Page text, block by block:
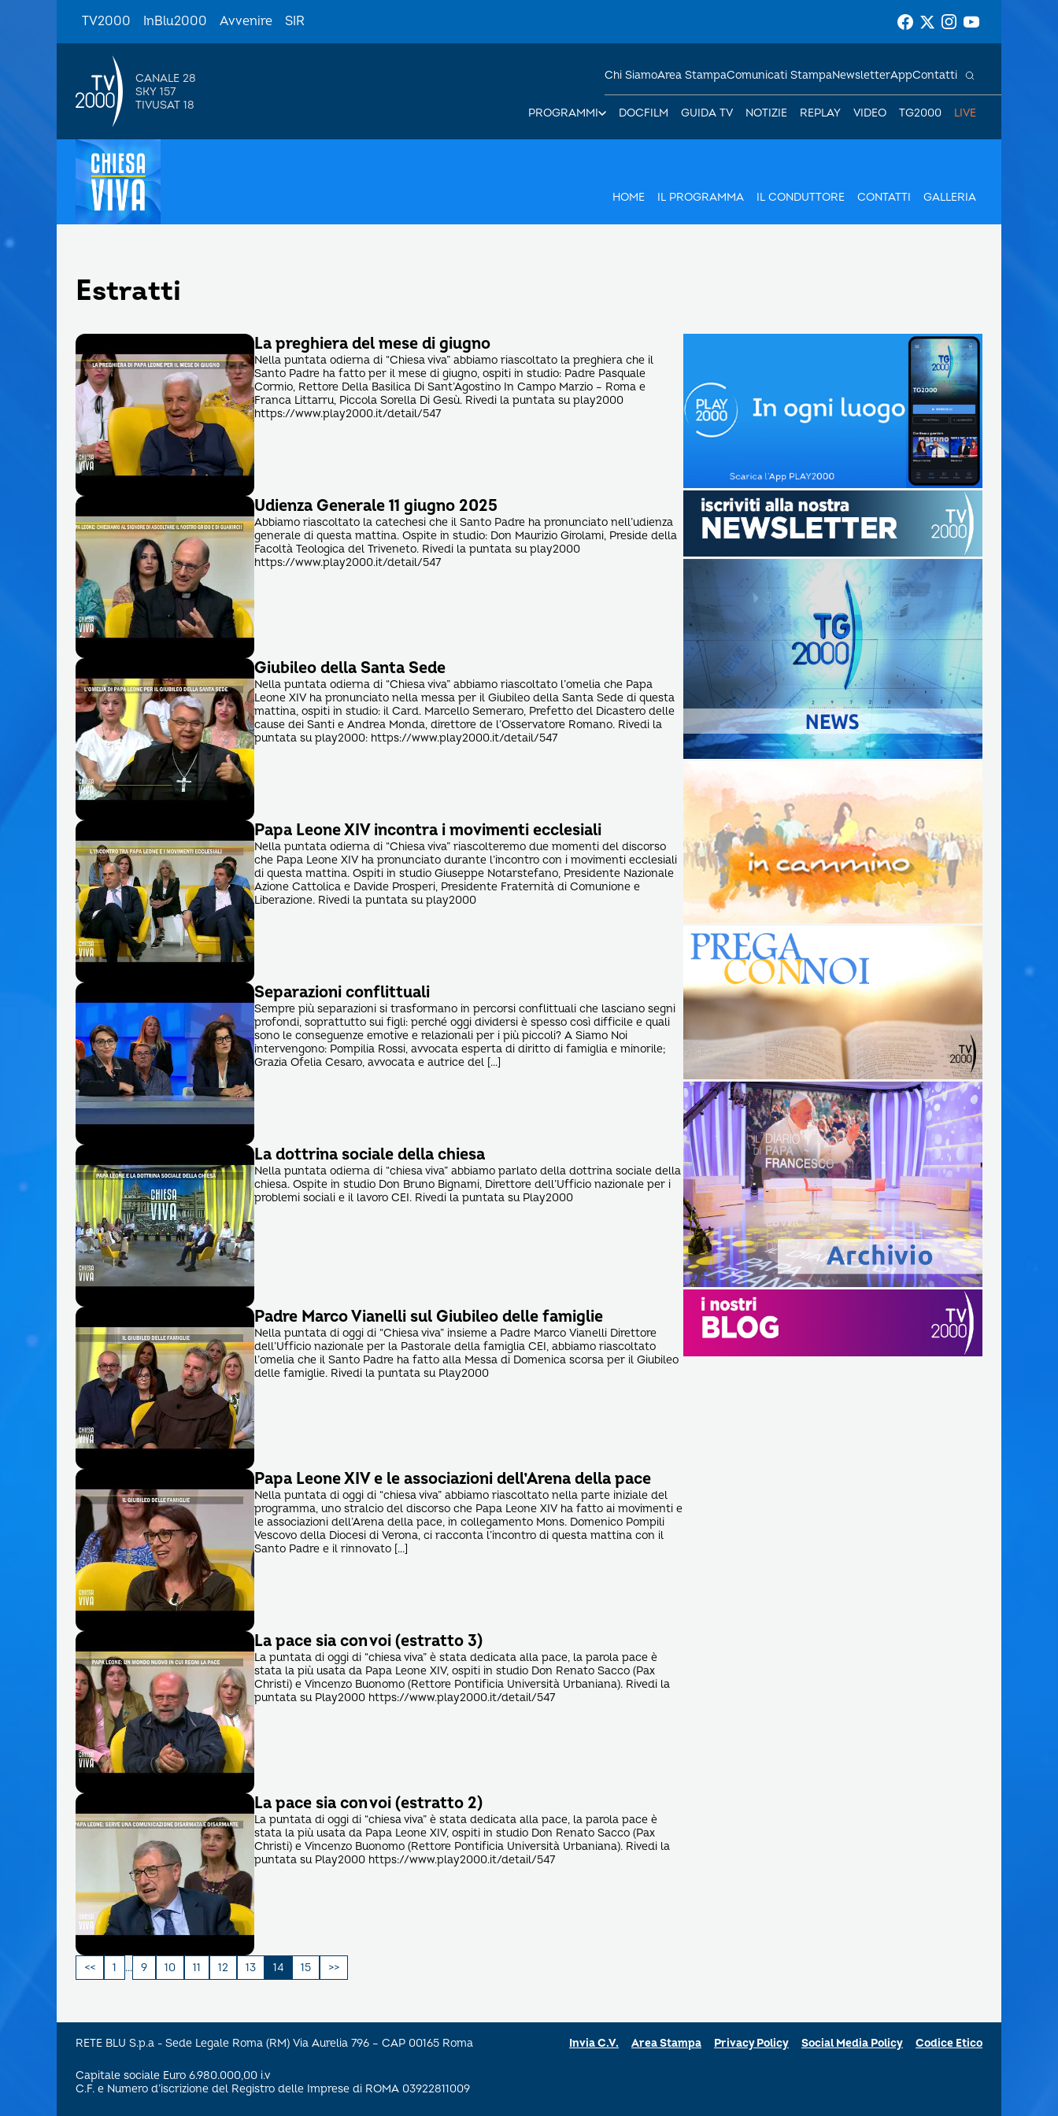
TV2000 InBlu2000 Avvenire SIR
CANALE 28
SKY 157
TIVUSAT 18
PROGRAMMI DOCFILM GUIDA TV NOTIZIE REPLAY VIDEO TG2000 LIVE
Chi SiamoArea StampaComunicati StampaNewsletterAppContatti
HOME IL PROGRAMMA IL CONDUTTORE CONTATTI GALLERIA
Estratti
La preghiera del mese di giugno
Nella puntata odierna di “Chiesa viva” abbiamo riascoltato la preghiera che il
Santo Padre ha fatto per il mese di giugno, ospiti in studio: Padre Pasquale
Cormio, Rettore Della Basilica Di Sant’Agostino In Campo Marzio – Roma e
Franca Littarru, Piccola Sorella Di Gesù. Rivedi la puntata su play2000
https://www.play2000.it/detail/547
Udienza Generale 11 giugno 2025
Abbiamo riascoltato la catechesi che il Santo Padre ha pronunciato nell’udienza
generale di questa mattina. Ospite in studio: Don Maurizio Girolami, Preside della
Facoltà Teologica del Triveneto. Rivedi la puntata su play2000
https://www.play2000.it/detail/547
Giubileo della Santa Sede
Nella puntata odierna di “Chiesa viva” abbiamo riascoltato l’omelia che Papa
Leone XIV ha pronunciato nella messa per il Giubileo della Santa Sede di questa
mattina, ospiti in studio: il Card. Marcello Semeraro, Prefetto del Dicastero delle
cause dei Santi e Andrea Monda, direttore de l’Osservatore Romano. Rivedi la
puntata su play2000: https://www.play2000.it/detail/547
Papa Leone XIV incontra i movimenti ecclesiali
Nella puntata odierna di “Chiesa viva” riascolteremo due momenti del discorso
che Papa Leone XIV ha pronunciato durante l’incontro con i movimenti ecclesiali
di questa mattina. Ospiti in studio Giuseppe Notarstefano, Presidente Nazionale
Azione Cattolica e Davide Prosperi, Presidente Fraternità di Comunione e
Liberazione. Rivedi la puntata su play2000
Separazioni conflittuali
Sempre più separazioni si trasformano in percorsi conflittuali che lasciano segni
profondi, soprattutto sui figli: perché oggi dividersi è spesso così difficile e quali
sono le conseguenze emotive e relazionali per i più piccoli? A Siamo Noi
intervengono: Pompilia Rossi, avvocata esperta di diritto di famiglia e minorile;
Grazia Ofelia Cesaro, avvocata e autrice del […]
La dottrina sociale della chiesa
Nella puntata odierna di “chiesa viva” abbiamo parlato della dottrina sociale della
chiesa. Ospite in studio Don Bruno Bignami, Direttore dell’Ufficio nazionale per i
problemi sociali e il lavoro CEI. Rivedi la puntata su Play2000
Padre Marco Vianelli sul Giubileo delle famiglie
Nella puntata di oggi di “Chiesa viva” insieme a Padre Marco Vianelli Direttore
dell’Ufficio nazionale per la Pastorale della famiglia CEI, abbiamo riascoltato
l’omelia che il Santo Padre ha fatto alla Messa di Domenica scorsa per il Giubileo
delle famiglie. Rivedi la puntata su Play2000
Papa Leone XIV e le associazioni dell’Arena della pace
Nella puntata di oggi di “chiesa viva” abbiamo riascoltato nella parte iniziale del
programma, uno stralcio del discorso che Papa Leone XIV ha fatto ai movimenti e
le associazioni dell’Arena della pace, in collegamento Mons. Domenico Pompili
Vescovo della Diocesi di Verona, ci racconta l’incontro di questa mattina con il
Santo Padre e il rinnovato […]
La pace sia con voi (estratto 3)
La puntata di oggi di “chiesa viva” è stata dedicata alla pace, la parola pace è
stata la più usata da Papa Leone XIV, ospiti in studio Don Renato Sacco (Pax
Christi) e Vincenzo Buonomo (Rettore Pontificia Università Urbaniana). Rivedi la
puntata su Play2000 https://www.play2000.it/detail/547
La pace sia con voi (estratto 2)
La puntata di oggi di “chiesa viva” è stata dedicata alla pace, la parola pace è
stata la più usata da Papa Leone XIV, ospiti in studio Don Renato Sacco (Pax
Christi) e Vincenzo Buonomo (Rettore Pontificia Università Urbaniana). Rivedi la
puntata su Play2000 https://www.play2000.it/detail/547
Paginazione
articoli
1 … 9 10 11 12 13 14 15
RETE BLU S.p.a - Sede Legale Roma (RM) Via Aurelia 796 – CAP 00165 Roma
Capitale sociale Euro 6.980.000,00 i.v
C.F. e Numero d’iscrizione del Registro delle Imprese di ROMA 03922811009
Invia C.V. Area Stampa Privacy Policy Social Media Policy Codice Etico